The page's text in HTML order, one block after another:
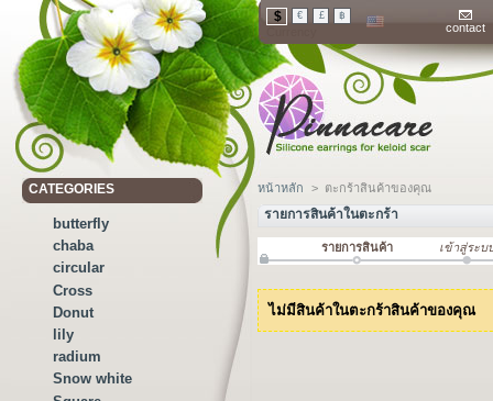
$ € £ ฿
contact
CATEGORIES
butterfly
chaba
circular
Cross
Donut
lily
radium
Snow white
หน้าหลัก > ตะกร้าสินค้าของคุณ
รายการสินค้าในตะกร้า
รายการสินค้า เข้าสู่ระบ
ไม่มีสินค้าในตะกร้าสินค้าของคุณ